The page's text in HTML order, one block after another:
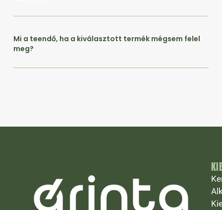
Mi a teendő, ha a kiválasztott termék mégsem felel
meg?